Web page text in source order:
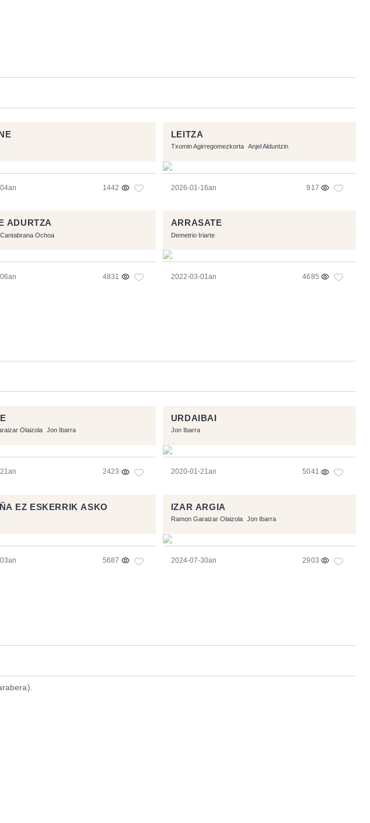
1442
LEITZA
Txomin Agirregomezkorta Anjel Alduntzin
2026-01-16an 917
ADURTZA
Ochoa
4831
ARRASATE
Demetrio Iriarte
2022-03-01an 4685
Olaizola Jon Ibarra
2423
URDAIBAI
Jon Ibarra
2020-01-21an 5041
EZ ESKERRIK ASKO
5687
IZAR ARGIA
Ramon Garaizar Olaizola Jon Ibarra
2024-07-30an 2903